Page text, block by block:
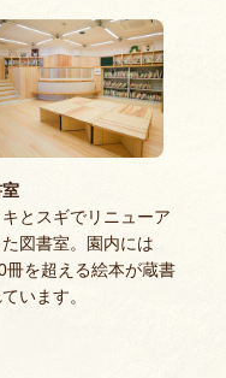
キとスギでリニューア
た図書室。園内には
冊を超える絵本が蔵書
います。